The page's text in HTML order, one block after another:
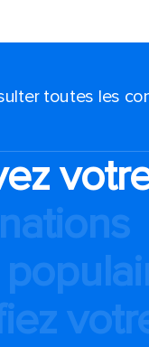
toutes les